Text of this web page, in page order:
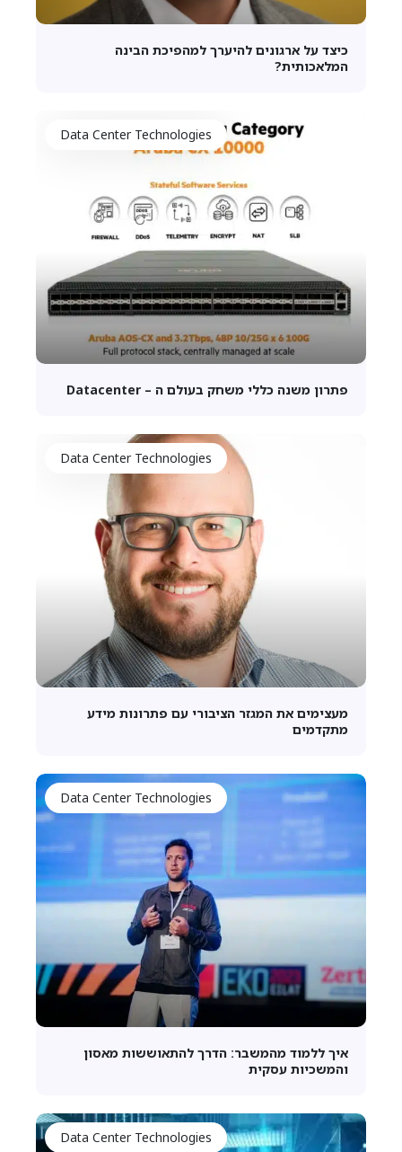
כיצד על ארגונים להיערך למהפיכת הבינה
המלאכותית?
Data Center Technologies
פתרון משנה כללי משחק בעולם ה – Datacenter
Data Center Technologies
מעצימים את המגזר הציבורי עם פתרונות מידע
מתקדמים
Data Center Technologies
איך ללמוד מהמשבר: הדרך להתאוששות מאסון
והמשכיות עסקית
Data Center Technologies